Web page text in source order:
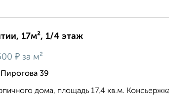
17м², 1/4 этаж
₽ за м²
39
дома, площадь 17,4 кв.м.